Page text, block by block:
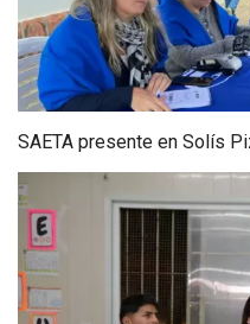
SAETA presente en Solís